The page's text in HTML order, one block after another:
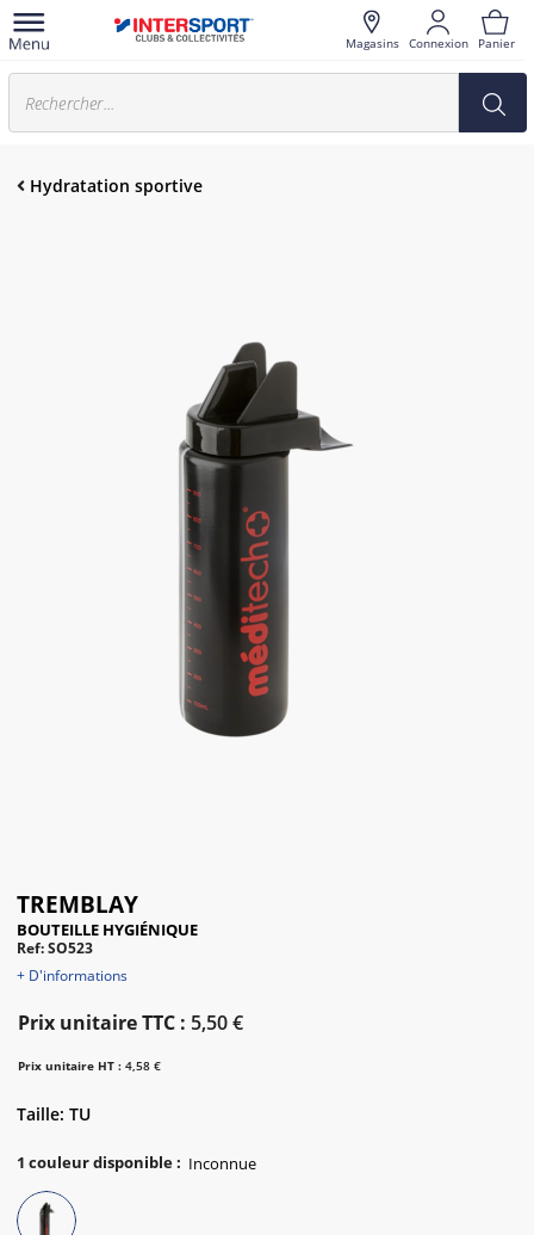
Magasins Connexion Panier
Hydratation sportive
TREMBLAY
BOUTEILLE HYGIÉNIQUE
Ref: SO523
+ D'informations
Prix unitaire TTC : 5,50 €
Prix unitaire HT : 4,58 €
Taille: TU
1 couleur disponible: